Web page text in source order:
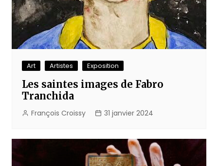
Art Artistes Exposition
Les saintes images de Fabro
Tranchida
François Croissy 31 janvier 2024